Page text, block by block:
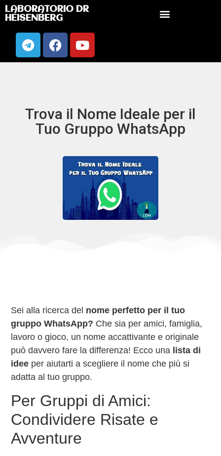
LABORATORIO DR
HEISENBERG
Trova il Nome Ideale per il
Tuo Gruppo WhatsApp
Sei alla ricerca del nome perfetto per il tuo
gruppo WhatsApp? Che sia per amici, famiglia,
lavoro o gioco, un nome accattivante e originale
può davvero fare la differenza! Ecco una lista di
idee per aiutarti a scegliere il nome che più si
adatta al tuo gruppo.
Per Gruppi di Amici:
Condividere Risate e
Avventure